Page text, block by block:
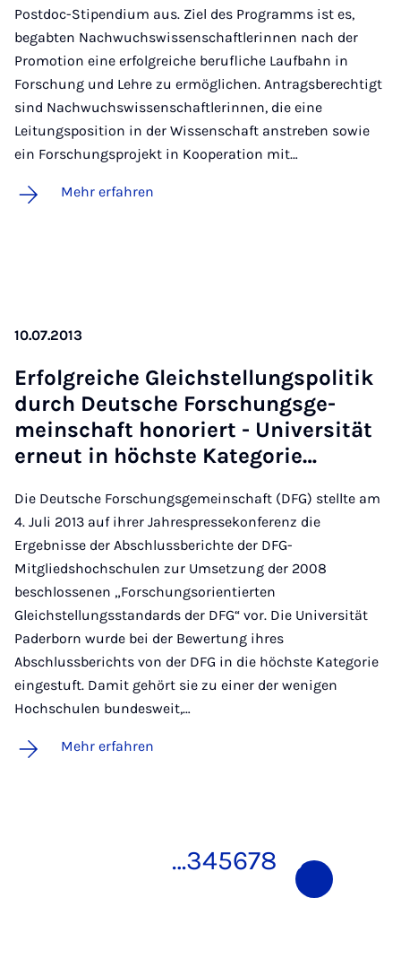
Postdoc-Stipendium aus. Ziel des Programms ist es,
begabten Nachwuchswissenschaftlerinnen nach der
Promotion eine erfolgreiche berufliche Laufbahn in
Forschung und Lehre zu ermöglichen. Antragsberechtigt
sind Nachwuchswissenschaftlerinnen, die eine
Leitungsposition in der Wissenschaft anstreben sowie
ein Forschungsprojekt in Kooperation mit…
Mehr erfahren
10.07.2013
Er­folg­rei­che Gleich­stel­lungs­po­li­tik
durch Deut­sche For­schungs­ge­
mein­schaft ho­no­riert - Uni­ver­si­tät
er­neut in höchs­te Ka­te­go­rie…
Die Deutsche Forschungsgemeinschaft (DFG) stellte am
4. Juli 2013 auf ihrer Jahrespressekonferenz die
Ergebnisse der Abschlussberichte der DFG-
Mitgliedshochschulen zur Umsetzung der 2008
beschlossenen „Forschungsorientierten
Gleichstellungsstandards der DFG“ vor. Die Universität
Paderborn wurde bei der Bewertung ihres
Abschlussberichts von der DFG in die höchste Kategorie
eingestuft. Damit gehört sie zu einer der wenigen
Hochschulen bundesweit,…
Mehr erfahren
…345678 9